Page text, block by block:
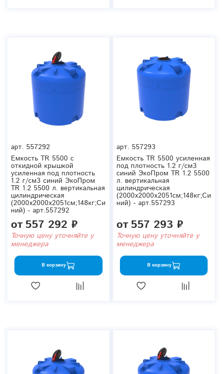
арт. 557292
Емкость TR 5500 с
откидной крышкой
усиленная под плотность
1.2 г/см3 синий ЭкоПром
TR 1.2 5500 л. вертикальная
цилиндрическая
(2000x2000x2051см;148кг;Си
ний) - арт.557292
от557 292 ₽
Точную цену уточняйте у
менеджера
В корзину
арт. 557293
Емкость TR 5500 усиленная
под плотность 1.2 г/см3
синий ЭкоПром TR 1.2 5500
л. вертикальная
цилиндрическая
(2000x2000x2051см;148кг;Си
ний) - арт.557293
от557 293 ₽
Точную цену уточняйте у
менеджера
В корзину